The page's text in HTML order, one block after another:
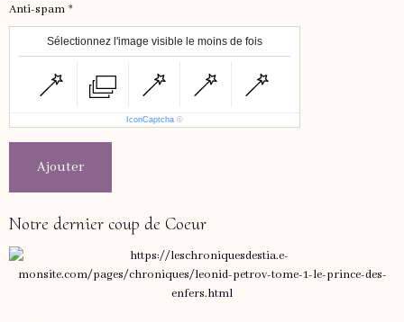
Anti-spam
Sélectionnez l'image visible le moins de fois
IconCaptcha ©
Ajouter
Notre dernier coup de Coeur